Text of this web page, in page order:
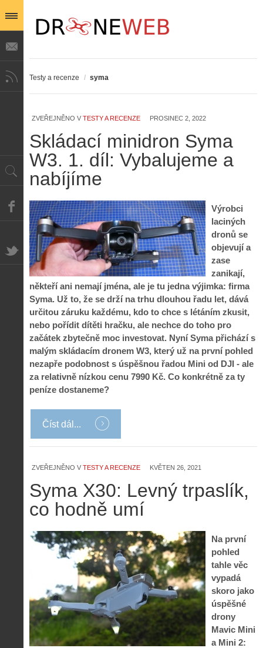
Testy a recenze / syma
ZVEŘEJNĚNO V TESTY A RECENZE PROSINEC 2, 2022
Skládací minidron Syma
W3. 1. díl: Vybalujeme a
nabíjíme
Výrobci
laciných
dronů se
objevují a
zase
zanikají,
někteří ani nemají jména, ale je tu jedna výjimka: firma
Syma. Už to, že se drží na trhu dlouhou řadu let, dává
určitou záruku každému, kdo to chce s létáním zkusit,
nebo pořídit dítěti hračku, ale nechce do toho pro
začátek zbytečně moc investovat. Nyní Syma přichází s
malým skládacím dronem W3, který už na první pohled
nezapře podobnost s úspěšnou řadou Mini od DJI - ale
za relativně nízkou cenu 7990 Kč. Co konkrétně za ty
peníze dostaneme?
Číst dál...
ZVEŘEJNĚNO V TESTY A RECENZE KVĚTEN 26, 2021
Syma X30: Levný trpaslík,
co hodně umí
Na první
pohled
tahle věc
vypadá
skoro jako
úspěšné
drony
Mavic Mini
a Mini 2: